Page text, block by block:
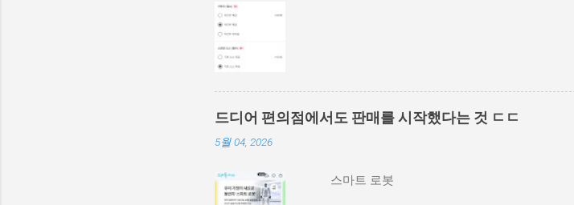
드디어 편의점에서도 판매를 시작했다는 것 ㄷㄷ
5월 04, 2026
스마트 로봇